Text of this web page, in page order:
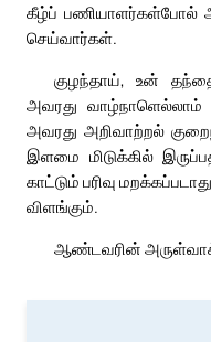
கீழ்ப் பணியாளர்கள்போல்
செய்வார்கள்.
குழந்தாய், உன்
அவரது வாழ்நாளெல்லாம்
அவரது அறிவாற்றல்
இளமை மிடுக்கில்
காட்டும் பரிவு
விளங்கும்.
ஆண்டவரின்